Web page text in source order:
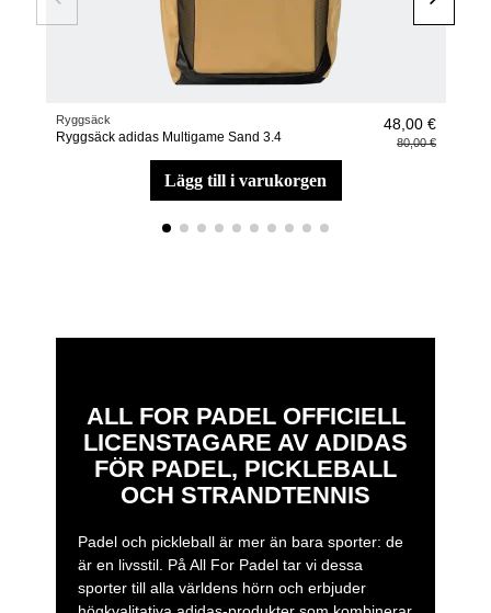
Ryggsäck
Ryggsäck adidas Multigame Sand 3.4
48,00 €
80,00 €
lägg till i varukorgen
ALL FOR PADEL OFFICIELL
LICENSTAGARE AV ADIDAS
FÖR PADEL, PICKLEBALL
OCH STRANDTENNIS
Padel och pickleball är mer än bara sporter: de
är en livsstil. På All For Padel tar vi dessa
sporter till alla världens hörn och erbjuder